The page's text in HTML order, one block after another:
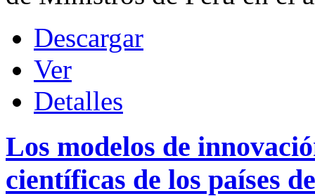
Descargar
Ver
Detalles
Los modelos de
científicas de los países